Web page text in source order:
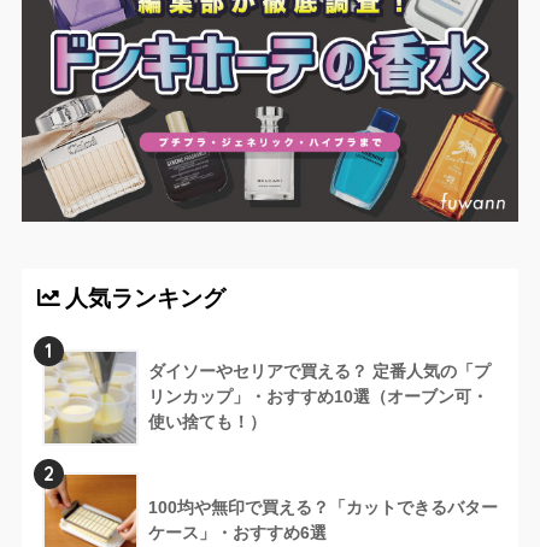
人気ランキング
1
ダイソーやセリアで買える？ 定番人気の「プ
リンカップ」・おすすめ10選（オーブン可・
使い捨ても！）
2
100均や無印で買える？「カットできるバター
ケース」・おすすめ6選